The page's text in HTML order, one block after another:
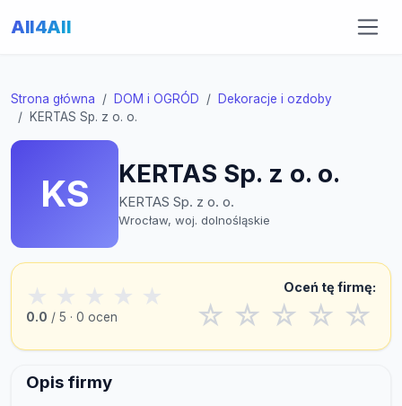
All4All
Strona główna DOM i OGRÓD
Dekoracje i ozdoby
KERTAS Sp. z o. o.
KS KERTAS Sp. z o. o.
KERTAS Sp. z o. o.
Wrocław, woj. dolnośląskie
★ ★ ★ ★ ★
0.0 / 5 · 0 ocen
Oceń tę firmę:
☆ ☆ ☆ ☆ ☆
Opis firmy